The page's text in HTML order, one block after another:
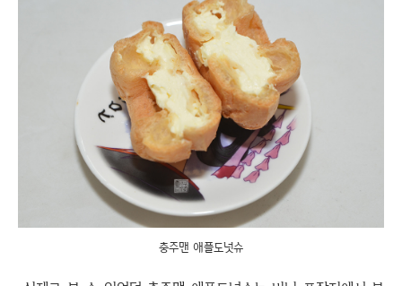
충주맨 애플도넛슈